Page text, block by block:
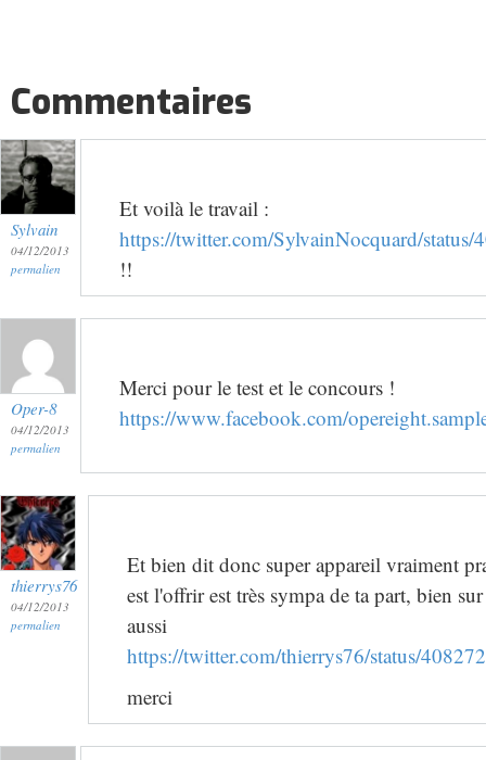
Commentaires
Sylvain
04/12/2013
permalien
Et voilà le travail :
https://twitter.com/SylvainNocquard/
!!
Oper-8
04/12/2013
permalien
Merci pour le test et le concours !
https://www.facebook.com/
thierrys76
04/12/2013
permalien
Et bien dit donc super appareil vraiment
est l'offrir est très sympa de ta part, bien
aussi
https://twitter.com/thierrys76/status/
merci